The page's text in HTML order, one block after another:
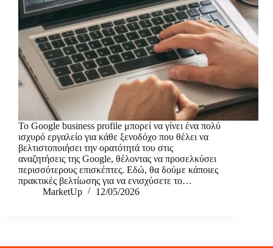
Το Google business profile μπορεί να γίνει ένα πολύ
ισχυρό εργαλείο για κάθε ξενοδόχο που θέλει να
βελτιστοποιήσει την ορατότητά του στις
αναζητήσεις της Google, θέλοντας να προσελκύσει
περισσότερους επισκέπτες. Εδώ, θα δούμε κάποιες
πρακτικές βελτίωσης για να ενισχύσετε το…
MarketUp
12/05/2026